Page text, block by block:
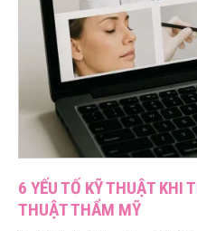
6 YẾU TỐ KỸ THUẬT KHI
THUẬT THẨM MỸ